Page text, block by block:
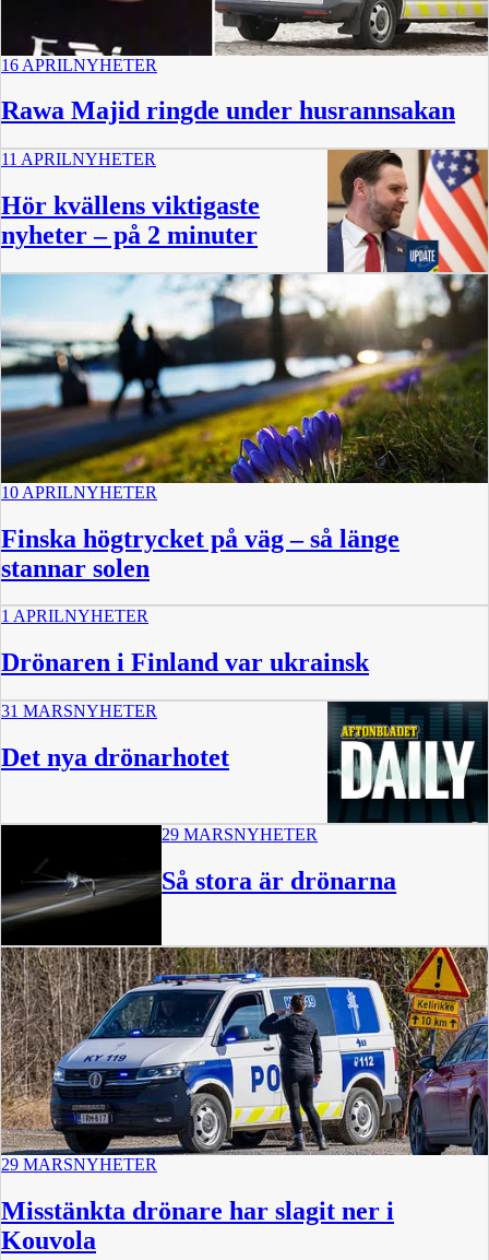
16 APRILNYHETER
Rawa Majid ringde under husrannsakan
11 APRILNYHETER
Hör kvällens viktigaste
nyheter – på 2 minuter
10 APRILNYHETER
Finska högtrycket på väg – så länge
stannar solen
1 APRILNYHETER
Drönaren i Finland var ukrainsk
31 MARSNYHETER
Det nya drönarhotet
29 MARSNYHETER
Så stora är drönarna
29 MARSNYHETER
Misstänkta drönare har slagit ner i
Kouvola